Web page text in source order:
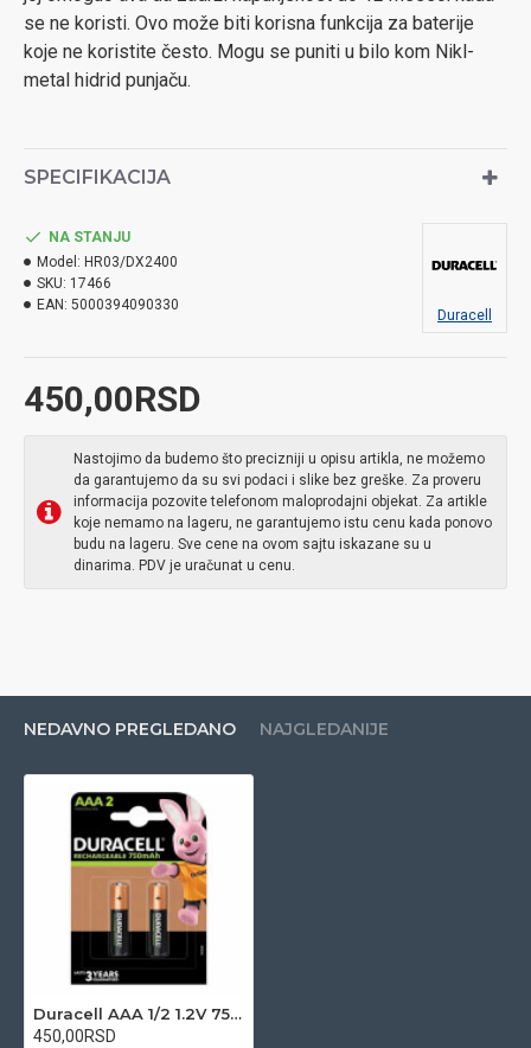
se ne koristi. Ovo može biti korisna funkcija za baterije
koje ne koristite često. Mogu se puniti u bilo kom Nikl-
metal hidrid punjaču.
SPECIFIKACIJA
450,00RSD
NA STANJU
Model: HR03/DX2400
SKU: 17466
EAN: 5000394090330
Duracell
Nastojimo da budemo što precizniji u opisu artikla, ne možemo
da garantujemo da su svi podaci i slike bez greške. Za proveru
informacija pozovite telefonom maloprodajni objekat. Za artikle
koje nemamo na lageru, ne garantujemo istu cenu kada ponovo
budu na lageru. Sve cene na ovom sajtu iskazane su u
dinarima. PDV je uračunat u cenu.
NEDAVNO PREGLEDANO NAJGLEDANIJE
Duracell AAA 1/2 1.2V 750mAh Ni-MH Stay Charged punjiva baterija
450,00RSD